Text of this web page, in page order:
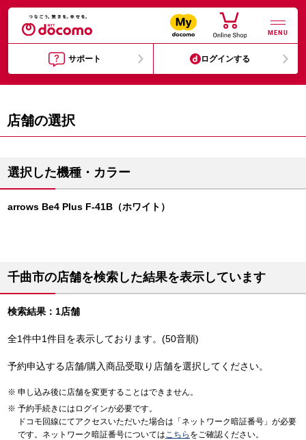
MENU
サポート ログインする
店舗の選択
選択した機種・カラー
arrows Be4 Plus F-41B（ホワイト）
千曲市の店舗を検索した結果を表示しています
検索結果：1店舗
全1件中1件目を表示しております。(50音順)
予約申込する店舗/購入商品受取り店舗を選択してください。
申し込み後に店舗を変更することはできません。
予約手続きにはログインが必要です。
ドコモ回線にてアクセスいただいた場合は「ネットワーク暗証番号」が必要
です。ネットワーク暗証番号についてはこちら をご確認ください。